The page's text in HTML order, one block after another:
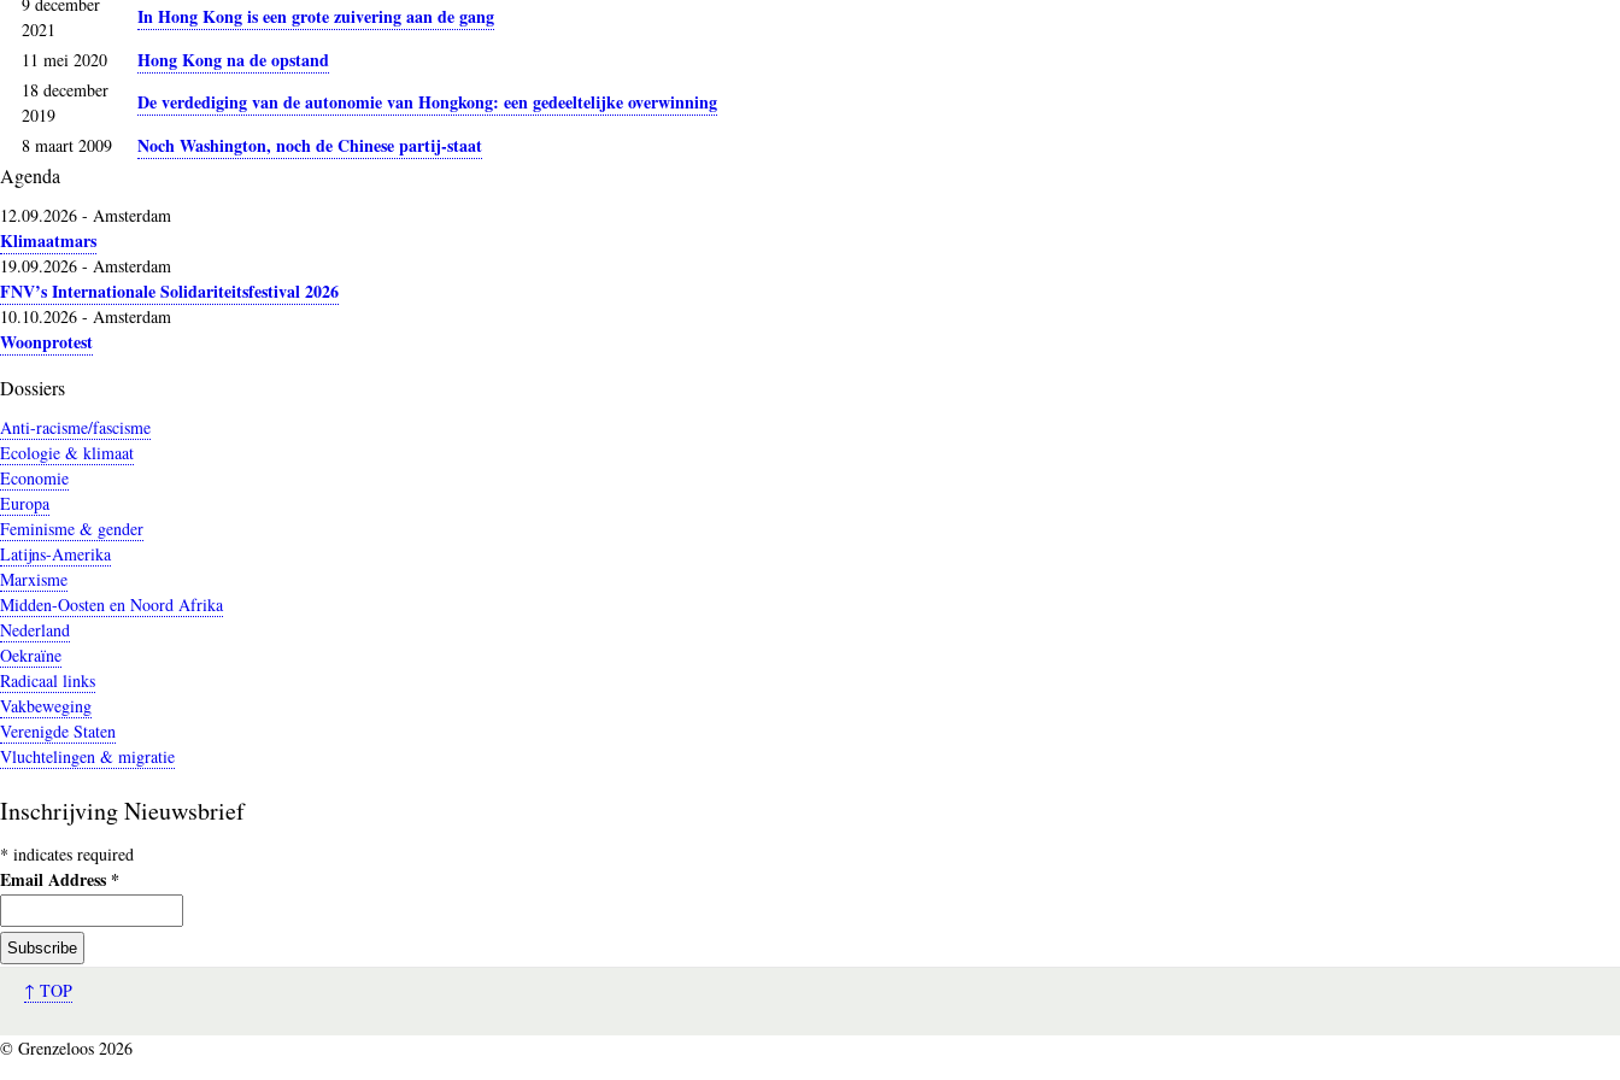
2021
In Hong Kong is een grote zuivering aan de gang
11 mei 2020 Hong Kong na de opstand
18 december
2019
De verdediging van de autonomie van Hongkong: een gedeeltelijke overwinning
8 maart 2009
Noch Washington, noch de Chinese partij-staat
Agenda
12.09.2026 - Amsterdam
Klimaatmars
19.09.2026 - Amsterdam
FNV’s Internationale Solidariteitsfestival 2026
10.10.2026 - Amsterdam
Woonprotest
Dossiers
Anti-racisme/fascisme
Ecologie & klimaat
Economie
Europa
Feminisme & gender
Latijns-Amerika
Marxisme
Midden-Oosten en Noord Afrika
Nederland
Oekraïne
Radicaal links
Vakbeweging
Verenigde Staten
Vluchtelingen & migratie
Inschrijving Nieuwsbrief
* indicates required
Email Address *
↑ TOP
© Grenzeloos 2026